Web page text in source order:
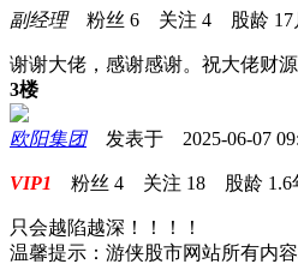
副经理粉丝 6 关注 4 股龄 17
谢谢大佬，感谢感谢。祝大佬财
3楼
欧阳集团发表于 2025-06-07
VIP1 粉丝 4 关注 18 股龄 1.6
只会越陷越深！！！！
温馨提示：游侠股市网站所有内